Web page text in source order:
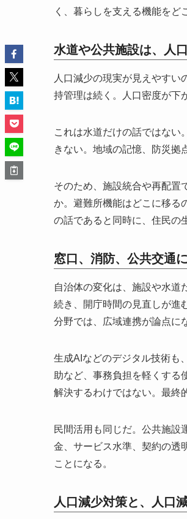
く、暮らしを支える機能をど
水道や公共施設は、人
人口減少の現実が見えやす
持管理は続く。人口密度が下
これは水道だけの話ではない
きない。地域の記憶、防災拠
そのため、施設統合や再配置
か。避難所機能はどこに移る
の話であると同時に、住民の
窓口、消防、公共交通
自治体の変化は、施設や水道
続き、開庁時間の見直しが進
分野では、広域連携が論点に
生成AIなどのデジタル技術も
助など、事務負担を軽くする
解決するわけではない。最終
民間活用も同じだ。公共施設
金、サービス水準、契約の透
ことになる。
人口減少対策と、人口